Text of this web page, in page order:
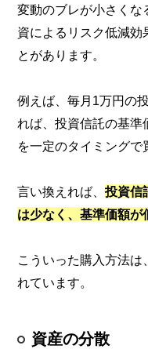
変動のブレが小さくな
資によるリスク低減効
とがあります。
例えば、毎月1万円の
れば、投資信託の基準
を一定のタイミングで
言い換えれば、投資信
は少なく、基準価額
こういった購入方法は
れています。
資産の分散